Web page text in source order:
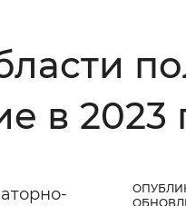
в 2023